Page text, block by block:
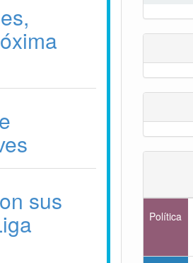
sus
Política